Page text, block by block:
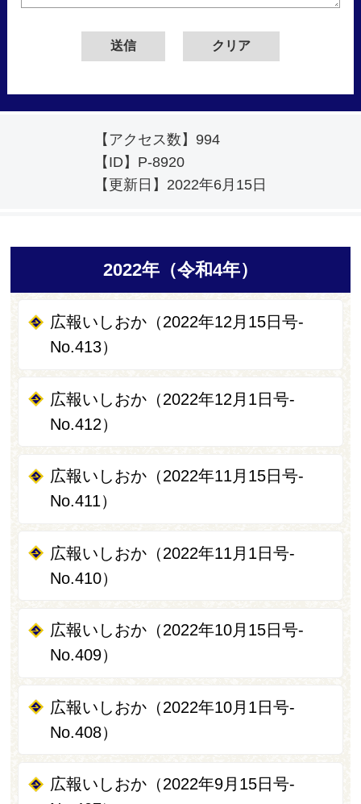
【アクセス数】 994
【ID】 P-8920
【更新日】 2022年6月15日
2022年（令和4年）
広報いしおか（2022年12月15日号-
No.413）
広報いしおか（2022年12月1日号-
No.412）
広報いしおか（2022年11月15日号-
No.411）
広報いしおか（2022年11月1日号-
No.410）
広報いしおか（2022年10月15日号-
No.409）
広報いしおか（2022年10月1日号-
No.408）
広報いしおか（2022年9月15日号-